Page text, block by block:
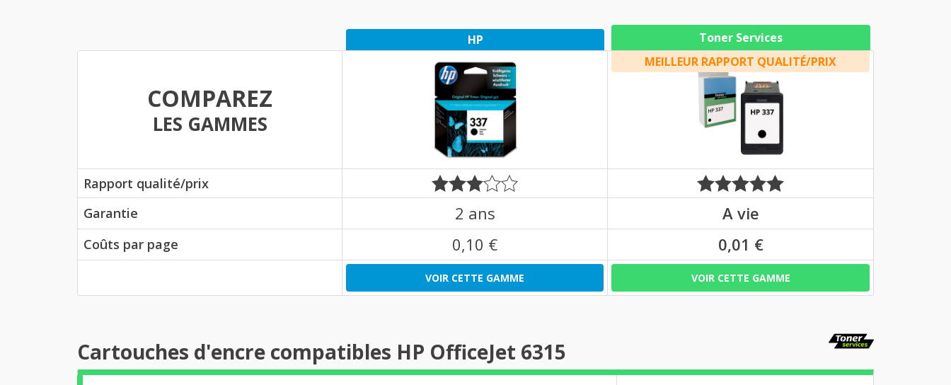
HP Toner Services
COMPAREZ
LES GAMMES
MEILLEUR RAPPORT QUALITÉ/PRIX
Rapport qualité/prix
Garantie
2 ans A vie
Coûts par page 0,10 € 0,01 €
VOIR CETTE GAMME VOIR CETTE GAMME
Cartouches d'encre compatibles HP OfficeJet 6315